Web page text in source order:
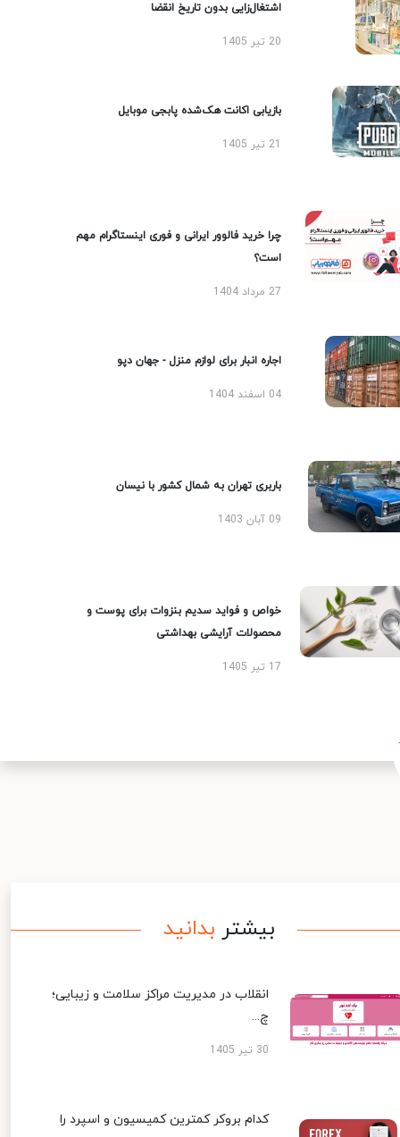
اشتغال‌زایی بدون تاریخ انقضا
20 تیر 1405
بازیابی اکانت هک‌شده پابجی موبایل
چرا خرید فالوور ایرانی و فوری اینستاگرام مهم
است؟
27 مرداد 1404
اجاره انبار برای لوازم منزل - جهان دپو
04 اسفند 1404
باربری تهران به شمال کشور با نیسان
09 آبان 1403
خواص و فواید سدیم بنزوات برای پوست و
محصولات آرایشی بهداشتی
17 تیر 1405
بیشتر بدانید
انقلاب در مدیریت مراکز سلامت و زیبایی؛
چ...
30 تیر 1405
کدام بروکر کمترین کمیسیون و اسپرد را